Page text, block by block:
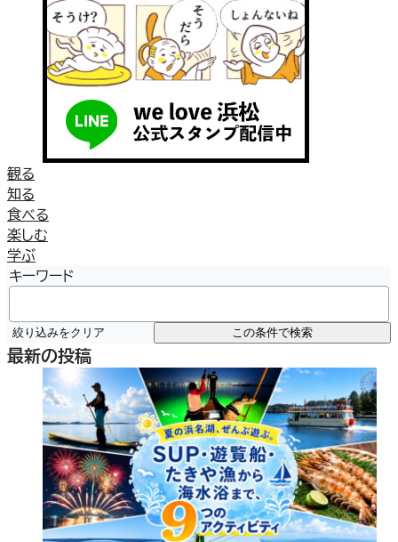
観る
知る
食べる
楽しむ
学ぶ
キーワード
絞り込みをクリア この条件で検索
最新の投稿